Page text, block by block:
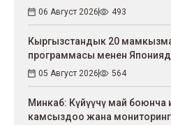
06 Август 2026 493
Кыргызстандык 20
программасы менен
05 Август 2026 564
Минкаб: Күйүүчү май боюнча
камсыздоо жана мониторинг